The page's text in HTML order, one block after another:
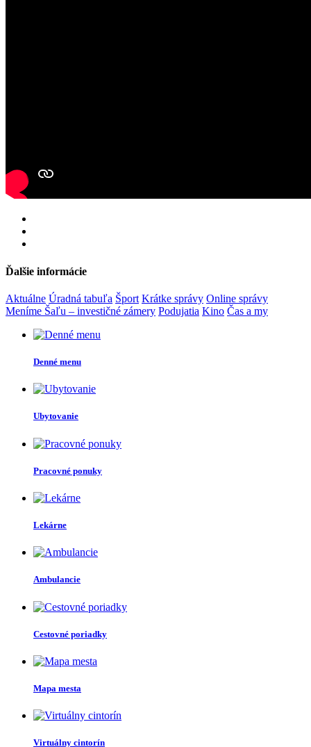
Ďalšie informácie
Aktuálne Úradná tabuľa Šport Krátke správy Online správy
Meníme Šaľu – investičné zámery Podujatia Kino Čas a my
Denné menu
Ubytovanie
Pracovné ponuky
Lekárne
Ambulancie
Cestovné poriadky
Mapa mesta
Virtuálny cintorín